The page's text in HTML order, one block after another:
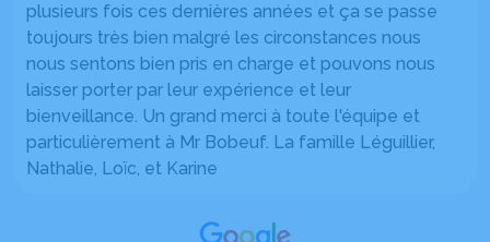
plusieurs fois ces dernières années et ça se passe
toujours très bien malgré les circonstances nous
nous sentons bien pris en charge et pouvons nous
laisser porter par leur expérience et leur
bienveillance. Un grand merci à toute l'équipe et
particulièrement à Mr Bobeuf. La famille Léguillier,
Nathalie, Loïc, et Karine